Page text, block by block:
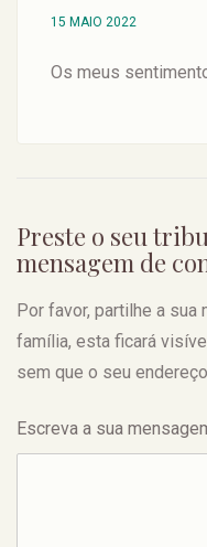
15 MAIO 2022
Os meus
Preste o seu
mensagem de
Por favor, partilhe a
família, esta ficará
sem que o seu
Escreva a sua